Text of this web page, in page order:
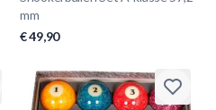
mm
€ 49,90